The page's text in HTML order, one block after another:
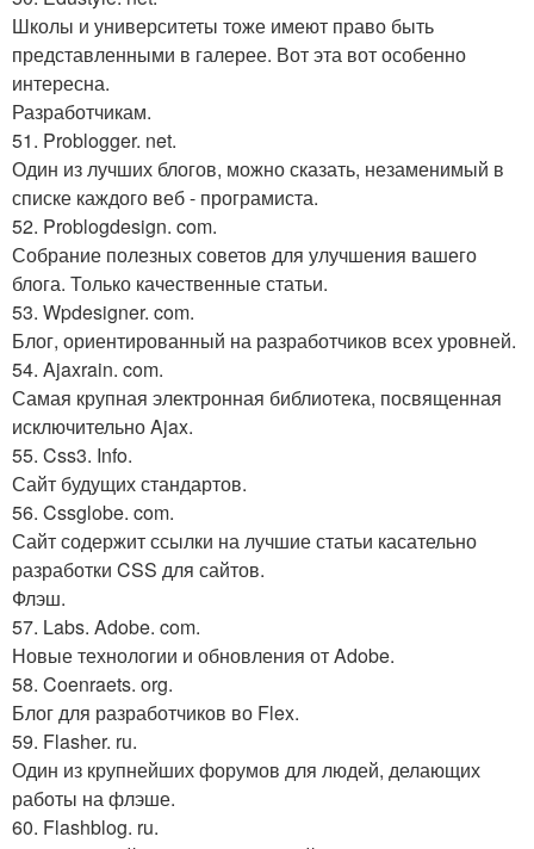
Школы и университеты тоже имеют право быть
представленными в галерее. Вот эта вот особенно
интересна.
Разработчикам.
51. Problogger. net.
Один из лучших блогов, можно сказать, незаменимый в
списке каждого веб - програмиста.
52. Problogdesign. com.
Собрание полезных советов для улучшения вашего
блога. Только качественные статьи.
53. Wpdesigner. com.
Блог, ориентированный на разработчиков всех уровней.
54. Ajaxrain. com.
Самая крупная электронная библиотека, посвященная
исключительно Ajax.
55. Css3. Info.
Сайт будущих стандартов.
56. Cssglobe. com.
Сайт содержит ссылки на лучшие статьи касательно
разработки CSS для сайтов.
Флэш.
57. Labs. Adobe. com.
Новые технологии и обновления от Adobe.
58. Coenraets. org.
Блог для разработчиков во Flex.
59. Flasher. ru.
Один из крупнейших форумов для людей, делающих
работы на флэше.
60. Flashblog. ru.